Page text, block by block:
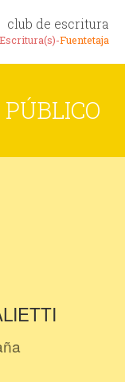
club de escritura
Fuentetaja